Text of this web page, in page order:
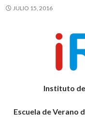
JULIO 15, 2016
Instituto
Escuela de Verano